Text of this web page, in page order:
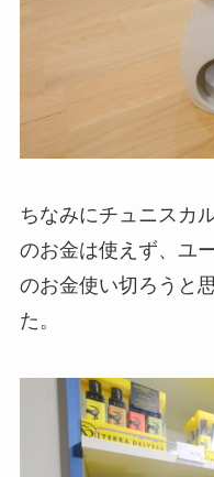
ちなみにチュニスカ
のお金は使えず、ユ
のお金使い切ろうと
た。